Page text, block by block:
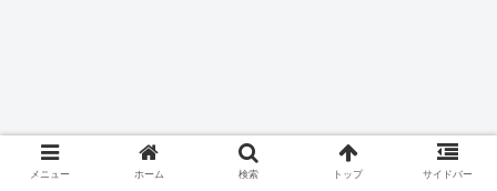
メニュー ホーム 検索 トップ サイドバー